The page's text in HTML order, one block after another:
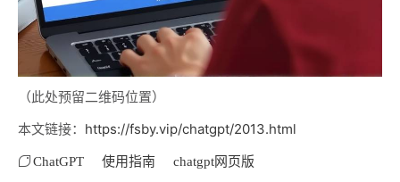
（此处预留二维码位置）
本文链接： https://fsby.vip/chatgpt/2013.html
ChatGPT 使用指南 chatgpt网页版